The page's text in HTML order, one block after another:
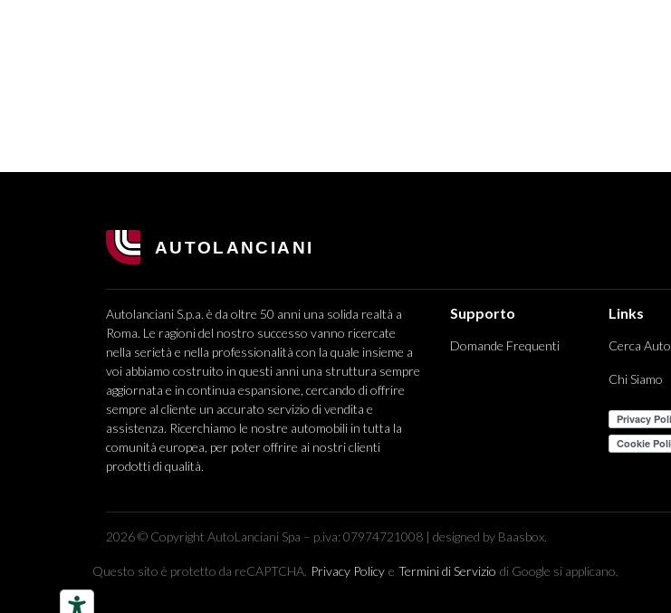
Autolanciani S.p.a. è da oltre 50 anni una solida realtà a
Roma. Le ragioni del nostro successo vanno ricercate
nella serietà e nella professionalità con la quale insieme a
voi abbiamo costruito in questi anni una struttura sempre
aggiornata e in continua espansione, cercando di offrire
sempre al cliente un accurato servizio di vendita e
assistenza. Ricerchiamo le nostre automobili in tutta la
comunità europea, per poter offrire ai nostri clienti
prodotti di qualità.
Supporto
Domande Frequenti
Links
Cerca Auto
Chi Siamo
2026 © Copyright AutoLanciani Spa – p.iva: 07974721008 | designed by Baasbox.
Questo sito è protetto da reCAPTCHA. Privacy Policy e Termini di Servizio di Google si applicano.